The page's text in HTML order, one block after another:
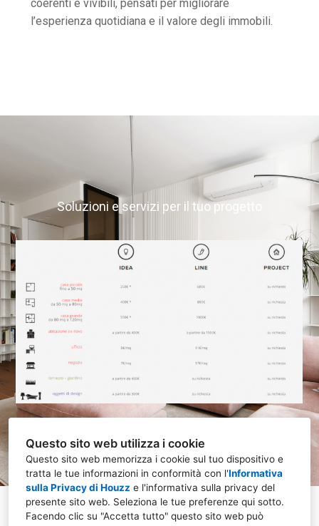
Questo sito web utilizza i cookie
Questo sito web memorizza i cookie sul tuo dispositivo e
tratta le tue informazioni in conformità con l'Informativa
sulla Privacy di Houzz e l'informativa sulla privacy del
presente sito web. Seleziona le tue preferenze qui sotto.
Facendo clic su "Accetta tutto" questo sito web può
coerenti e vivibili, pensati per migliorare
l’esperienza quotidiana e il valore degli immobili.
Soluzioni e servizi per il tuo progetto
10132 Torino TO